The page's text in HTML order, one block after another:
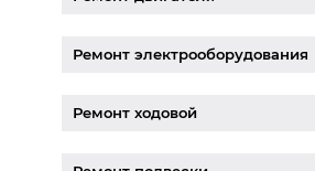
Ремонт электрооборудования
Ремонт ходовой